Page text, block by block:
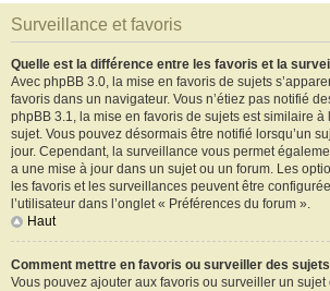
Surveillance et favoris
Quelle est la différence entre les favoris et la
Avec phpBB 3.0, la mise en favoris de sujets
favoris dans un navigateur. Vous n’étiez pas notifié
phpBB 3.1, la mise en favoris de sujets est similaire à
sujet. Vous pouvez désormais être notifié lorsqu’un
jour. Cependant, la surveillance vous permet
a une mise à jour dans un sujet ou un forum. Les
les favoris et les surveillances peuvent être
l’utilisateur dans l’onglet « Préférences du forum ».
Haut
Comment mettre en favoris ou surveiller des
Vous pouvez ajouter aux favoris ou surveiller un